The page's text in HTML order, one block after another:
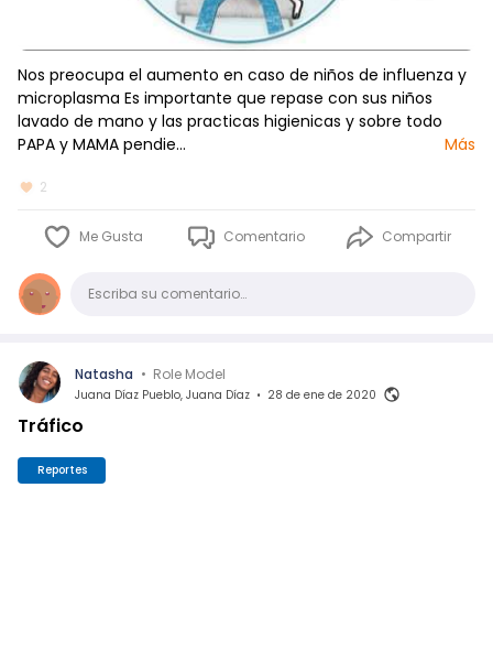
Nos preocupa el aumento en caso de niños de influenza y
microplasma Es importante que repase con sus niños
lavado de mano y las practicas higienicas y sobre todo
PAPA y MAMA pendie…
Más
2
Me Gusta Comentario Compartir
ComentarioEscriba su comentario…
Natasha • Role Model
Juana Díaz Pueblo, Juana Díaz • 28 de ene de 2020
Tráfico
Reportes